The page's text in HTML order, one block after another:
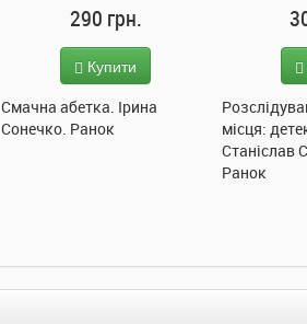
290 грн.
Купити
Смачна абетка. Ірина
Сонечко. Ранок
місця:
Станіслав
Ранок